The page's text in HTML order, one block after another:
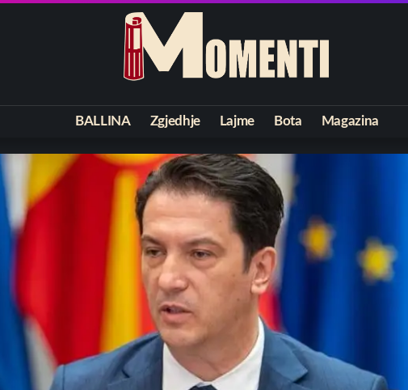
BALLINA Zgjedhje Lajme Bota Magazina